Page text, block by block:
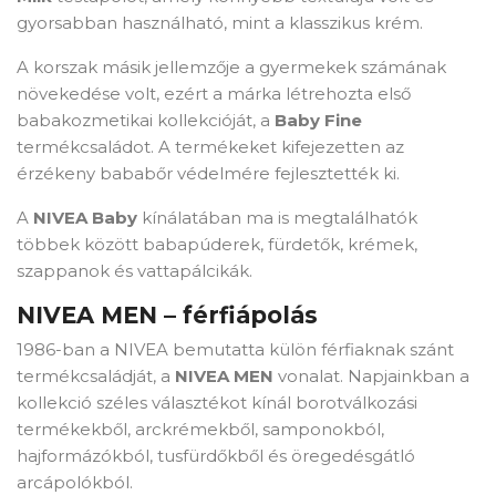
gyorsabban használható, mint a klasszikus krém.
A korszak másik jellemzője a gyermekek számának
növekedése volt, ezért a márka létrehozta első
babakozmetikai kollekcióját, a Baby Fine
termékcsaládot. A termékeket kifejezetten az
érzékeny bababőr védelmére fejlesztették ki.
A NIVEA Baby kínálatában ma is megtalálhatók
többek között babapúderek, fürdetők, krémek,
szappanok és vattapálcikák.
NIVEA MEN – férfiápolás
1986-ban a NIVEA bemutatta külön férfiaknak szánt
termékcsaládját, a NIVEA MEN vonalat. Napjainkban a
kollekció széles választékot kínál borotválkozási
termékekből, arckrémekből, samponokból,
hajformázókból, tusfürdőkből és öregedésgátló
arcápolókból.